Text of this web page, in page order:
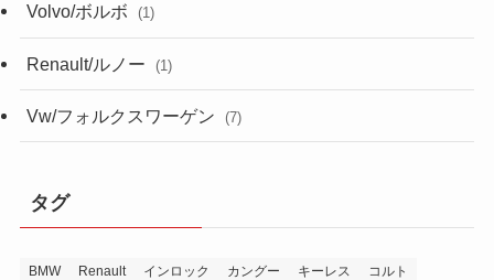
Volvo/ボルボ (1)
Renault/ルノー (1)
Vw/フォルクスワーゲン (7)
タグ
BMW Renault インロック カングー キーレス
コルト